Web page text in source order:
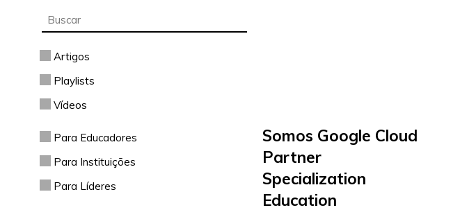
Artigos
Playlists
Vídeos
Para Educadores
Para Instituições
Para Líderes
Somos Google Cloud
Partner
Specialization
Education